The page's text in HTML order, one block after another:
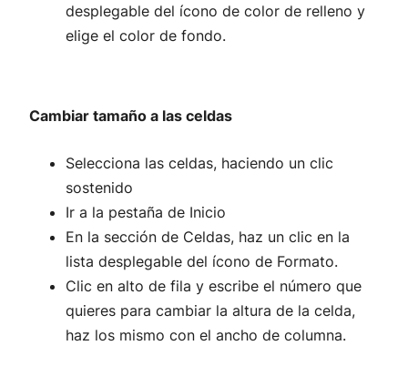
desplegable del ícono de color de relleno y
elige el color de fondo.
Cambiar tamaño a las celdas
Selecciona las celdas, haciendo un clic
sostenido
Ir a la pestaña de Inicio
En la sección de Celdas, haz un clic en la
lista desplegable del ícono de Formato.
Clic en alto de fila y escribe el número que
quieres para cambiar la altura de la celda,
haz los mismo con el ancho de columna.